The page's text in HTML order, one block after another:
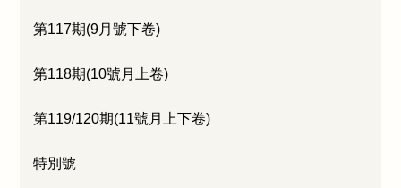
第117期(9月號下卷)
第118期(10號月上卷)
第119/120期(11號月上下卷)
特別號